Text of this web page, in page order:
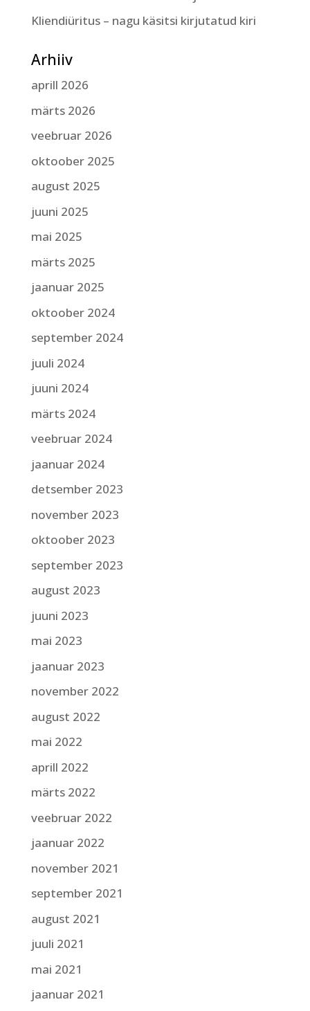
Kliendiüritus – nagu käsitsi kirjutatud kiri
Arhiiv
aprill 2026
märts 2026
veebruar 2026
oktoober 2025
august 2025
juuni 2025
mai 2025
märts 2025
jaanuar 2025
oktoober 2024
september 2024
juuli 2024
juuni 2024
märts 2024
veebruar 2024
jaanuar 2024
detsember 2023
november 2023
oktoober 2023
september 2023
august 2023
juuni 2023
mai 2023
jaanuar 2023
november 2022
august 2022
mai 2022
aprill 2022
märts 2022
veebruar 2022
jaanuar 2022
november 2021
september 2021
august 2021
juuli 2021
mai 2021
jaanuar 2021